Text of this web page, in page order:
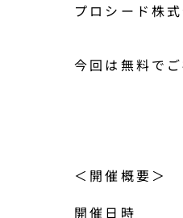
プロシード株
今回は無料で
＜開催概要＞
開催日時